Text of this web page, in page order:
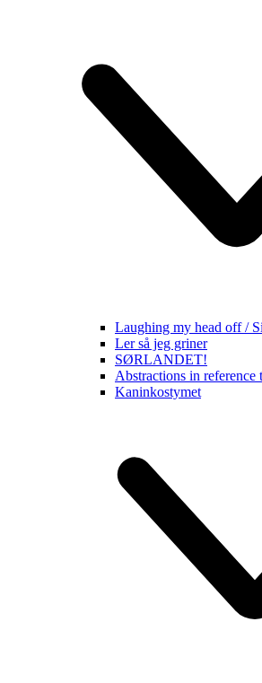
Laughing my head off /
Ler så jeg griner
SØRLANDET!
Abstractions in reference
Kaninkostymet